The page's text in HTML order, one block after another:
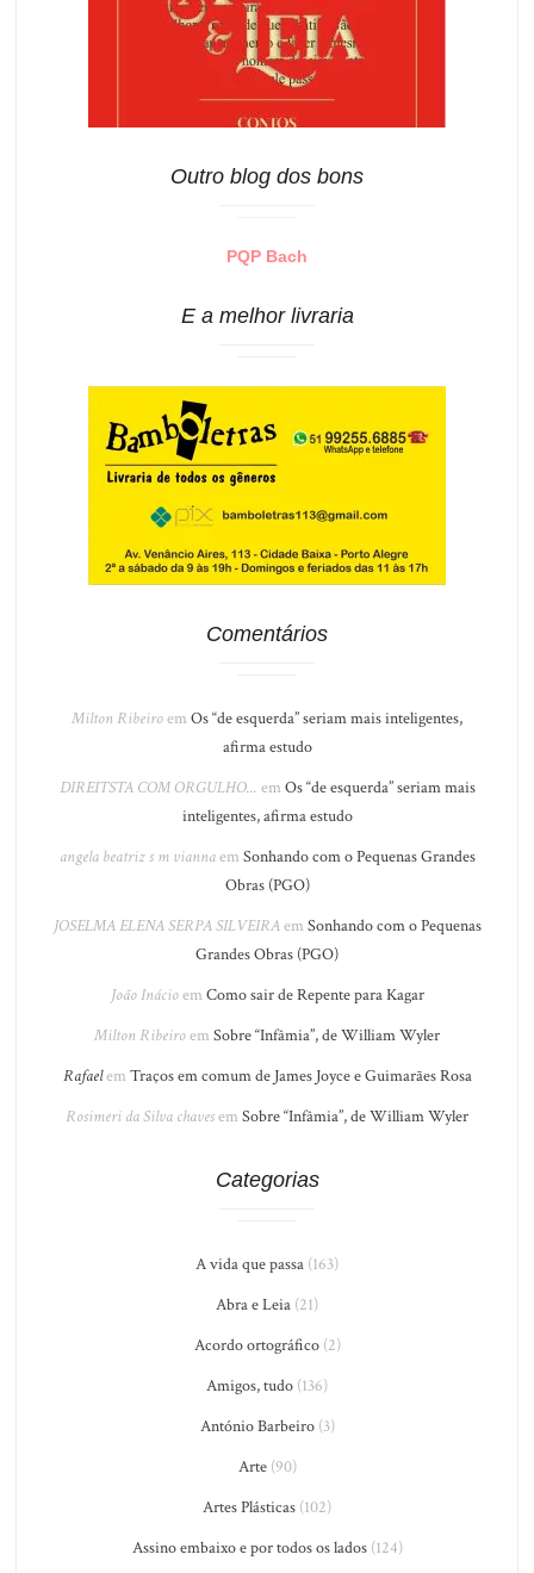
Outro blog dos bons
PQP Bach
E a melhor livraria
Comentários
Milton Ribeiroem Os “de esquerda” seriam mais inteligentes,
afirma estudo
DIREITSTA COM ORGULHO... em Os “de esquerda” seriam mais
inteligentes, afirma estudo
angela beatriz s m viannaem Sonhando com o Pequenas Grandes
Obras (PGO)
JOSELMA ELENA SERPA SILVEIRAem Sonhando com o Pequenas
Grandes Obras (PGO)
João Inácioem Como sair de Repente para Kagar
Milton Ribeiroem Sobre “Infâmia”, de William Wyler
Rafaelem Traços em comum de James Joyce e Guimarães Rosa
Rosimeri da Silva chavesem Sobre “Infâmia”, de William Wyler
Categorias
A vida que passa (163)
Abra e Leia (21)
Acordo ortográfico(2)
Amigos, tudo (136)
António Barbeiro(3)
Arte(90)
Artes Plásticas (102)
Assino embaixo e por todos os lados(124)